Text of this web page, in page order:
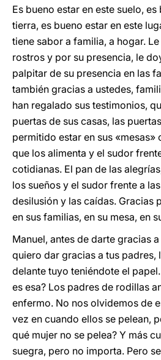
Es bueno estar en este suelo,
tierra, es bueno estar en este
tiene sabor a familia, a hogar.
rostros y por su presencia, le
palpitar de su presencia en las
también gracias a ustedes,
han regalado sus testimonios,
puertas de sus casas, las
permitido estar en sus
que los alimenta y el sudor
cotidianas. El pan de las
los sueños y el sudor frente a
desilusión y las caídas. Gracias
en sus familias, en su mesa, en
Manuel, antes de darte gracias
quiero dar gracias a tus padres,
delante tuyo teniéndote el
es esa? Los padres de rodillas
enfermo. No nos olvidemos de
vez en cuando ellos se pelean,
qué mujer no se pelea? Y más
suegra, pero no importa. Pero